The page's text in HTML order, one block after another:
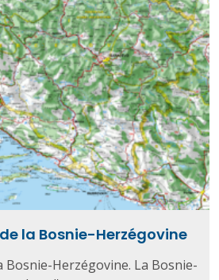
la Bosnie-Herzégovine
Bosnie-Herzégovine. La Bosnie-